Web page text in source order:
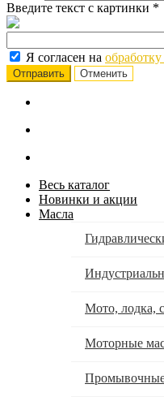
Введите текст с картинки *
Я согласен на
Отменить
Весь каталог
Новинки и акции
Масла
Мото, лодка,
Моторные